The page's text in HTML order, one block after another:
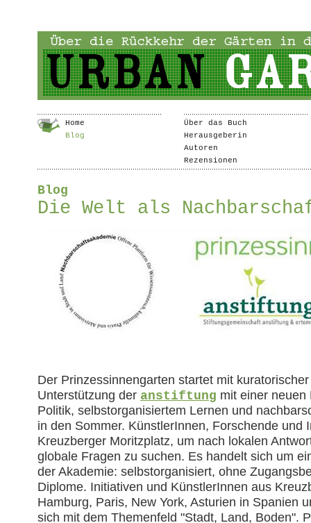
Home
Blog
Über das Buch
Herausgeberin
Autoren
Rezensionen
Blog
Die Welt als
Der Prinzessinnengarten startet mit
Unterstützung der anstiftung mit einer neuen
Politik, selbstorganisiertem Lernen und
in den Sommer. KünstlerInnen, Forschende und
Kreuzberger Moritzplatz, um nach lokalen
globale Fragen zu suchen. Es handelt sich um
der Akademie: selbstorganisiert, ohne
Diplome. Initiativen und KünstlerInnen aus
Hamburg, Paris, New York, Asturien in Spanien
sich mit dem Themenfeld "Stadt, Land, Boden".